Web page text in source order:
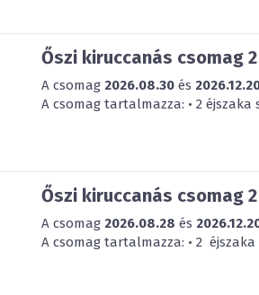
Őszi kiruccanás csomag
A csomag 2026.08.30 és
A csomag tartalmazza: • 2
Őszi kiruccanás csomag
A csomag 2026.08.28 és
A csomag tartalmazza: • 2